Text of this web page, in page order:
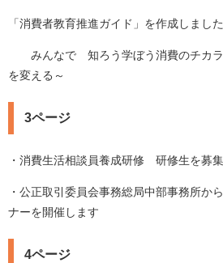
「消費者教育推進ガイド」を作成しました
みんなで 知ろう学ぼう消費のチカ
を変える～
3ページ
・消費生活相談員養成研修 研修生を募
・公正取引委員会事務総局中部事務所か
ナーを開催します
4ページ